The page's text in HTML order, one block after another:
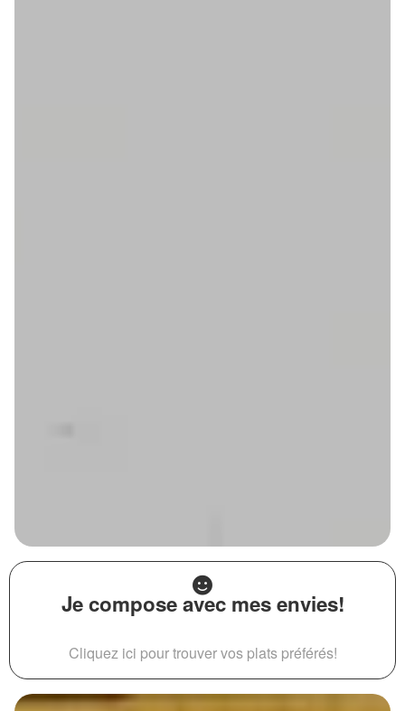
Je compose avec mes envies!
Cliquez ici pour trouver vos plats préférés!